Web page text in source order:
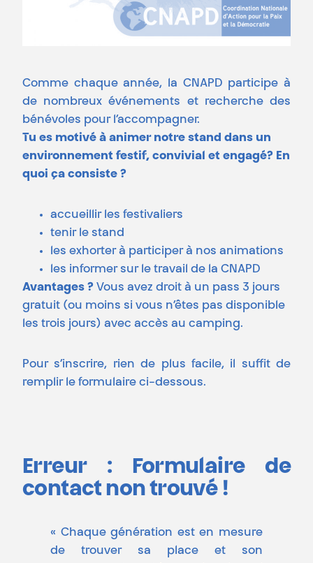
Comme chaque année, la CNAPD participe à
de nombreux événements et recherche des
bénévoles pour l’accompagner.
Tu es motivé à animer notre stand dans un
environnement festif, convivial et engagé? En
quoi ça consiste ?
accueillir les festivaliers
tenir le stand
les exhorter à participer à nos animations
les informer sur le travail de la CNAPD
Avantages ? Vous avez droit à un pass 3 jours
gratuit (ou moins si vous n’êtes pas disponible
les trois jours) avec accès au camping.
Pour s’inscrire, rien de plus facile, il suffit de
remplir le formulaire ci-dessous.
Erreur : Formulaire de
contact non trouvé !
« Chaque génération est en mesure
de trouver sa place et son